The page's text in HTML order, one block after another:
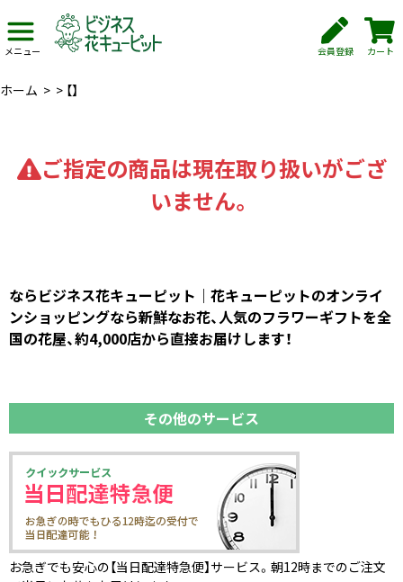
メニュー 会員登録 カート
ホーム > > 【】
ご指定の商品は現在取り扱いがござ
いません。
ならビジネス花キューピット｜花キューピットのオンライ
ンショッピングなら新鮮なお花、人気のフラワーギフトを全
国の花屋、約4,000店から直接お届けします！
その他のサービス
お急ぎでも安心の【当日配達特急便】サービス。朝12時までのご注文